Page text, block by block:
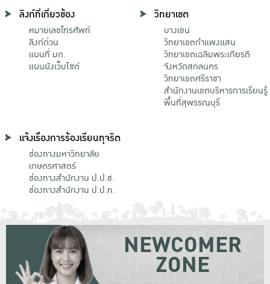
ลิงก์ที่เกี่ยวข้อง
หมายเลขโทรศัพท์
ลิงก์ด่วน
แผนที่ มก.
แผนผังเว็บไซต์
วิทยาเขต
บางเขน
วิทยาเขตกําแพงแสน
วิทยาเขตเฉลิมพระเกียรติ
จังหวัดสกลนคร
วิทยาเขตศรีราชา
สำนักงานเขตบริหารการเรียนรู้
พื้นที่สุพรรณบุรี
แจ้งเรื่องการร้องเรียนทุจริต
ช่องทางมหาวิทยาลัย
เกษตรศาสตร์
ช่องทางสำนักงาน ป.ป.ช.
ช่องทางสำนักงาน ป.ป.ท.
NEWCOMER
ZONE